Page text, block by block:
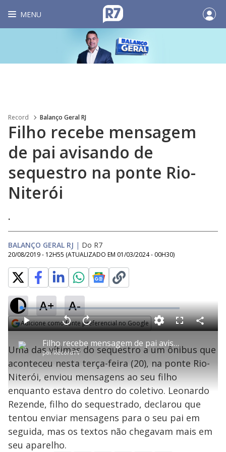
MENU
Record Balanço Geral RJ
Filho recebe mensagem
de pai avisando de
sequestro na ponte Rio-
Niterói
.
BALANÇO GERAL RJ | Do R7
20/08/2019 - 12H55 (ATUALIZADO EM 01/03/2024 - 00H30)
A+ A-
Adicione como fonte preferencial no Google
P
l
a
y
Filho recebe mensagem de pai avisando de sequestro na ponte Rio-Niterói
porRecordTV
P V
t
a
r
0
e
g
n
d
s
A
n
ç
a
1
s
e
u
n
o
s
M
u
L
o
a
d
e
:
2
.
5
7
%
F
s
c
e
C
o
a
r
i
l
Uma das vítimas do sequestro a um ônibus que
aconteceu nesta terça-feira (20), na ponte Rio-
Niterói, enviou mensagens ao seu filho
enquanto estava dentro do coletivo. Leonardo
Rezende, filho do sequestrado, declarou que
tentou enviar mensagens para o seu pai em
seguida, mas os textos não chegavam mais em
seu aparelho.